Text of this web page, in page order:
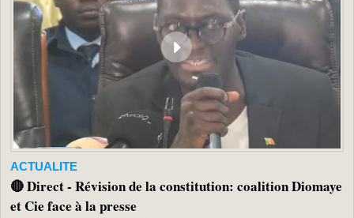
ACTUALITE
🔴 Direct - Révision de la constitution: coalition Diomaye
et Cie face à la presse